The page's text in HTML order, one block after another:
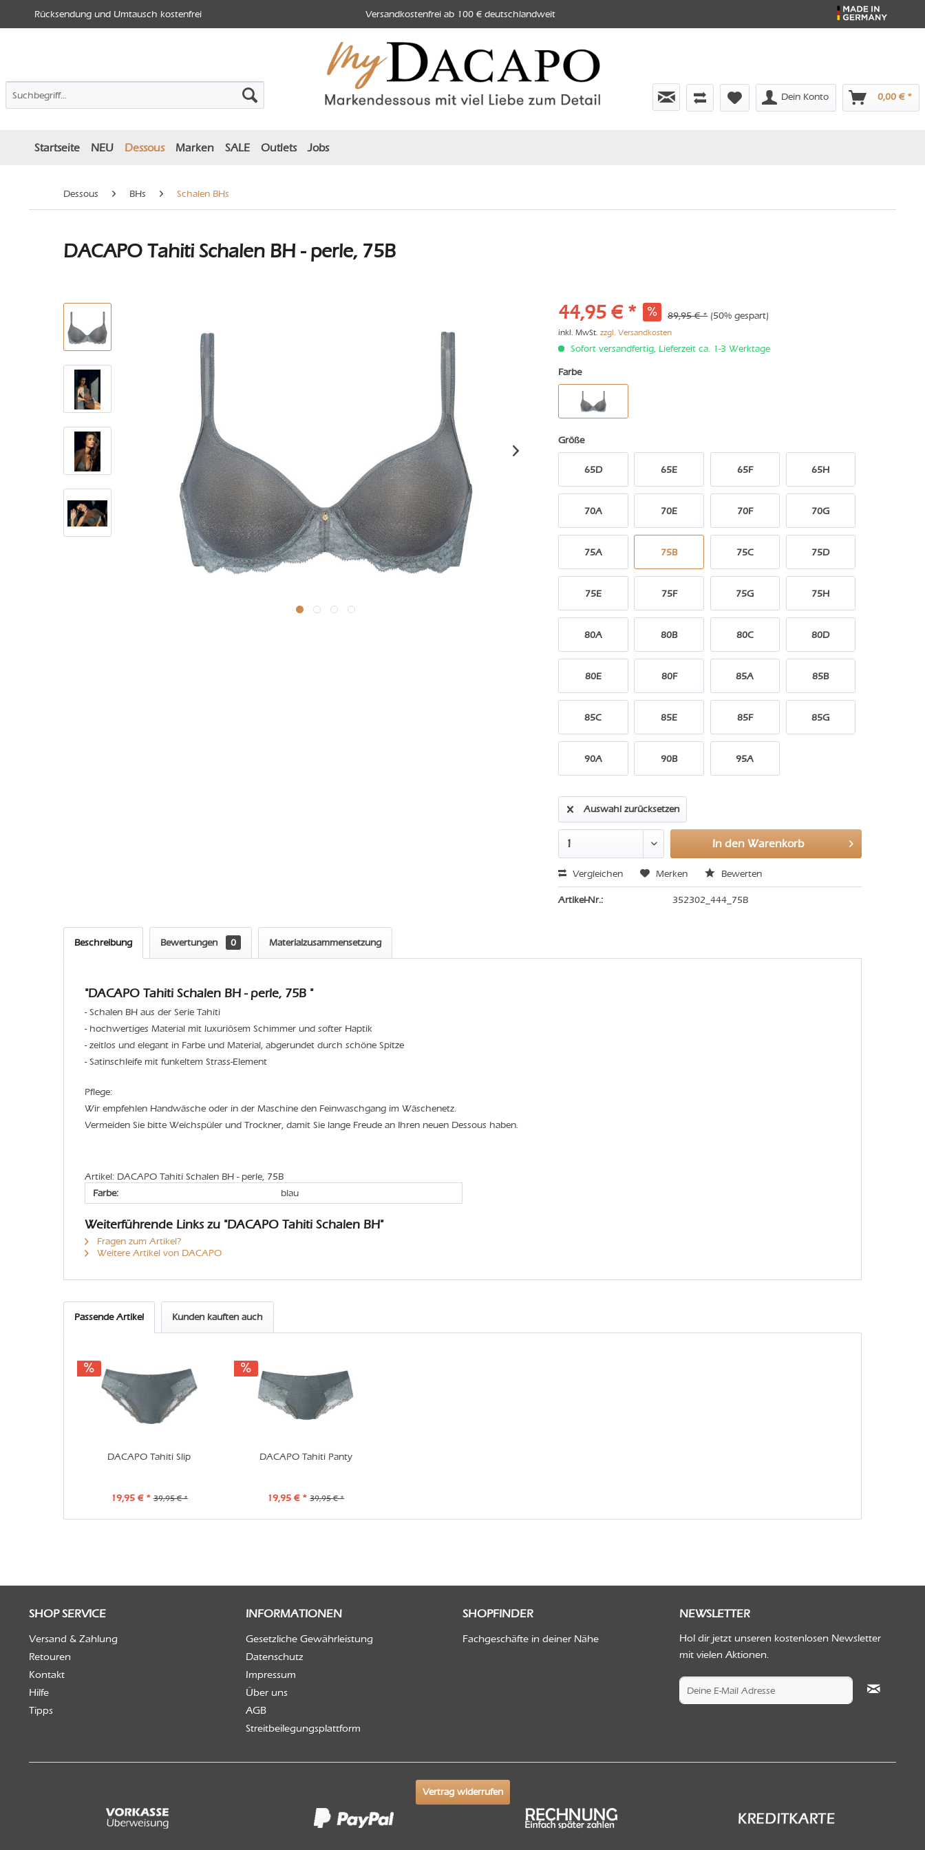
Rücksendung und Umtausch kostenfrei Versandkostenfrei ab 100 € deutschlandweit
Dein Konto 0,00 € *
Startseite NEU Dessous Marken SALE Outlets Jobs
Dessous BHs Schalen BHs
DACAPO Tahiti Schalen BH - perle, 75B
44,95 € * 89,95 € * (50% gespart)
inkl. MwSt.zzgl. Versandkosten
Sofort versandfertig, Lieferzeit ca. 1-3 Werktage
Farbe
Größe
65D 65E 65F 65H
70A 70E 70F 70G
75A 75B 75C 75D
75E 75F 75G 75H
80A 80B 80C 80D
80E 80F 85A 85B
85C 85E 85F 85G
90A 90B 95A
Auswahl zurücksetzen
In den Warenkorb
Vergleichen Merken Bewerten
Artikel-Nr.: 352302_444_75B
Beschreibung Bewertungen 0 Materialzusammensetzung
"DACAPO Tahiti Schalen BH - perle, 75B "
- Schalen BH aus der Serie Tahiti
- hochwertiges Material mit luxuriösem Schimmer und softer Haptik
- zeitlos und elegant in Farbe und Material, abgerundet durch schöne Spitze
- Satinschleife mit funkeltem Strass-Element
Pflege:
Wir empfehlen Handwäsche oder in der Maschine den Feinwaschgang im Wäschenetz.
Vermeiden Sie bitte Weichspüler und Trockner, damit Sie lange Freude an Ihren neuen Dessous haben.
Artikel: DACAPO Tahiti Schalen BH - perle, 75B
Farbe:
blau
Weiterführende Links zu "DACAPO Tahiti Schalen BH"
Fragen zum Artikel?
Weitere Artikel von DACAPO
Passende Artikel Kunden kauften auch
DACAPO Tahiti Slip
19,95 € * 39,95 € *
DACAPO Tahiti Panty
19,95 € * 39,95 € *
SHOP SERVICE
Versand & Zahlung
Retouren
Kontakt
Hilfe
Tipps
INFORMATIONEN
Gesetzliche Gewährleistung
Datenschutz
Impressum
Über uns
AGB
Streitbeilegungsplattform
SHOPFINDER
Fachgeschäfte in deiner Nähe
NEWSLETTER
Hol dir jetzt unseren kostenlosen Newsletter
mit vielen Aktionen.
Vertrag widerrufen